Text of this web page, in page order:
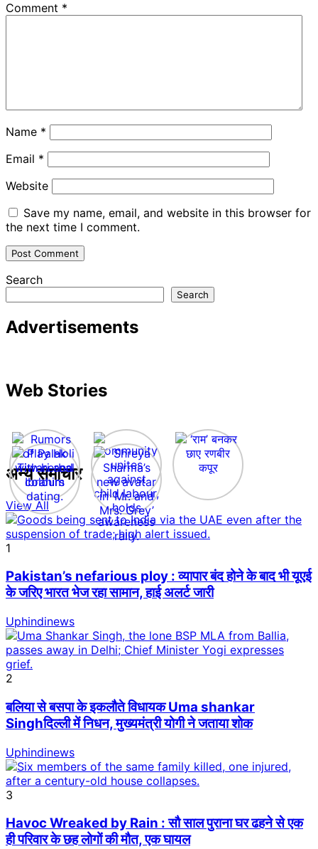
Comment *
Name *
Email *
Website
Save my name, email, and website in this browser for
the next time I comment.
Search
Search
Advertisements
Web Stories
अन्य समाचार
View All
1
Pakistan’s nefarious ploy : व्यापार बंद होने के बाद भी यूएई
के जरिए भारत भेज रहा सामान, हाई अलर्ट जारी
Uphindinews
2
बलिया से बसपा के इकलौते विधायक Uma shankar
Singhदिल्ली में निधन, मुख्यमंत्री योगी ने जताया शोक
Uphindinews
3
Havoc Wreaked by Rain : सौ साल पुराना घर ढहने से एक
ही परिवार के छह लोगों की मौत, एक घायल